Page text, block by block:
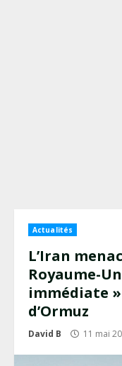
Actualités
L’Iran
Royaume-
immédiate
d’Ormuz
David B 11 mai